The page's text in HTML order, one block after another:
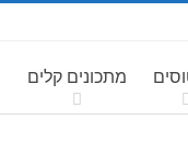
מתכונים קלים